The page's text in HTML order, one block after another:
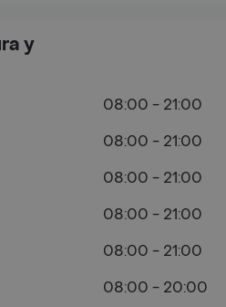
y
08:00 - 21:00
08:00 - 21:00
08:00 - 21:00
08:00 - 21:00
08:00 - 21:00
08:00 - 20:00